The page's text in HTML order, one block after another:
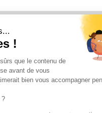
Mentions légales
!
que le contenu de
avant de vous
bien vous accompagner
?